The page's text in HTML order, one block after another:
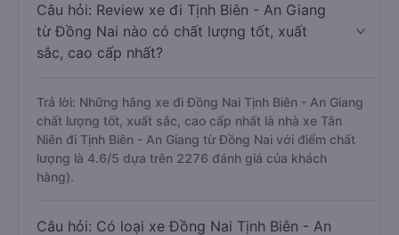
Câu hỏi: Review xe đi Tịnh Biên - An Giang
từ Đồng Nai nào có chất lượng tốt, xuất
sắc, cao cấp nhất?
Trả lời: Những hãng xe đi Đồng Nai Tịnh Biên - An Giang
chất lượng tốt, xuất sắc, cao cấp nhất là nhà xe Tân
Niên đi Tịnh Biên - An Giang từ Đồng Nai với điểm chất
lượng là 4.6/5 dựa trên 2276 đánh giá của khách
hàng).
Câu hỏi: Có loại xe Đồng Nai Tịnh Biên - An